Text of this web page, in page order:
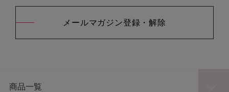
メールマガジン登録・解除
商品一覧